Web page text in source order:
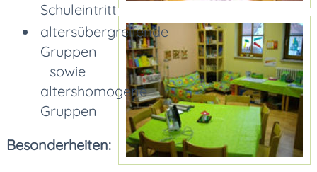
Schuleintritt
altersübergreifende
Gruppen
sowie
altershomogene
Gruppen
Besonderheiten: